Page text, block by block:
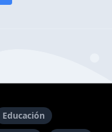
Educación